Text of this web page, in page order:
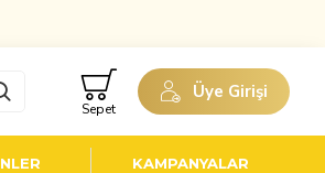
Üye Girişi
Sepet
KAMPANYALAR